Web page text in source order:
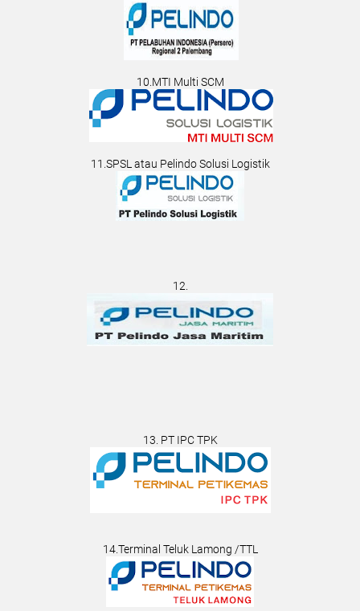
10.MTI Multi SCM
11.SPSL atau Pelindo Solusi Logistik
12.
13. PT IPC TPK
14.Terminal Teluk Lamong /TTL